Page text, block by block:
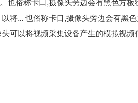
也俗称卡口,摄像头旁边会有黑色方板
将... 也俗称卡口,摄像头旁边会有黑色
可以将视频采集设备产生的模拟视频